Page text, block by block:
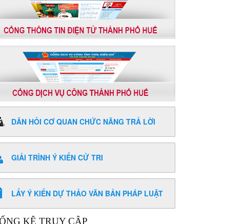
DÂN HỎI CƠ QUAN CHỨC NĂNG TRẢ LỜI
GIẢI TRÌNH Ý KIẾN CỬ TRI
LẤY Ý KIẾN DỰ THẢO VĂN BẢN PHÁP LUẬT
KÊ TRUY CẬP